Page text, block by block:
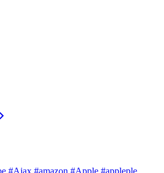
chevron_right
#Ajax #amazon #Apple #appleple